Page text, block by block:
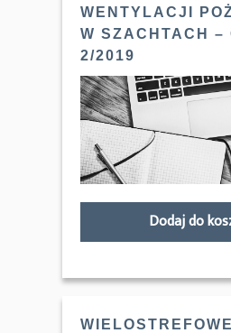
WENTYLACJI
W SZACHTACH –
2/2019
Dodaj do